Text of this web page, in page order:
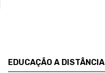
EDUCAÇÃO A DISTÂNCIA